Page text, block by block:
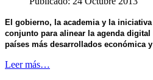
El gobierno, la academia y la
conjunto para alinear la agenda
países más desarrollados económica
Leer más…